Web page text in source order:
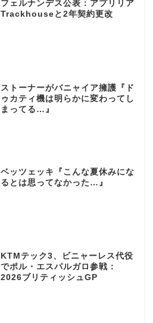
フェルナンデス公表：アプリリア
Trackhouseと2年契約更改
ストーナーがバニャイア擁護『ド
ゥカティ機は明らかに変わってし
まってる…』
ベッツェッキ『こんな夏休みにな
るとは思ってなかった…』
KTMテック3、ビニャーレス代役
でポル・エスパルガロ参戦：
2026ブリティッシュGP